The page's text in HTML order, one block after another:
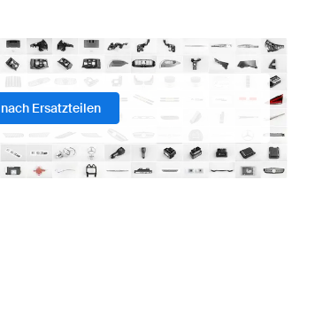
Ersatzteilen